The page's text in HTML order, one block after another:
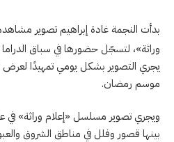
بدأت النجمة غادة إبراهيم تصوير
يجري التصوير بشكل يومي تمهيدًا لعرض
موسم رمضان.
ويجري تصوير مسلسل «إعلام وراثة» في
بينها قصور وفلل في مناطق الشروق